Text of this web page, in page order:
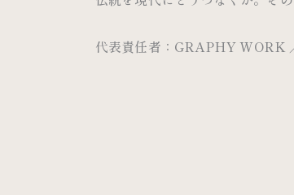
代表責任者：GRAPHY WORK